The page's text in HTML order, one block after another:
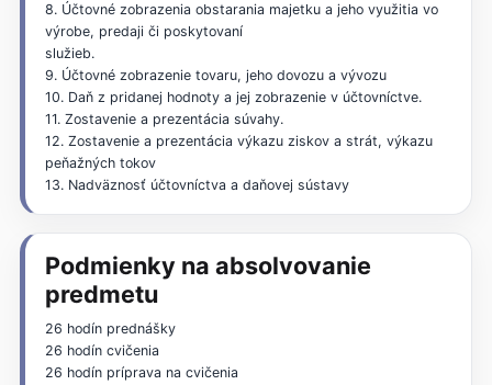
8. Účtovné zobrazenia obstarania majetku a jeho využitia vo
výrobe, predaji či poskytovaní
služieb.
9. Účtovné zobrazenie tovaru, jeho dovozu a vývozu
10. Daň z pridanej hodnoty a jej zobrazenie v účtovníctve.
11. Zostavenie a prezentácia súvahy.
12. Zostavenie a prezentácia výkazu ziskov a strát, výkazu
peňažných tokov
13. Nadväznosť účtovníctva a daňovej sústavy
Podmienky na absolvovanie
predmetu
26 hodín prednášky
26 hodín cvičenia
26 hodín príprava na cvičenia